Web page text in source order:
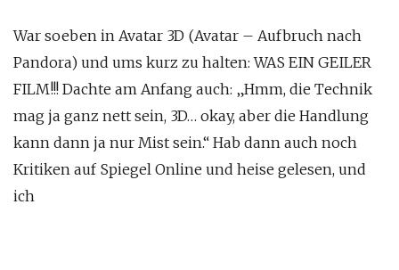
War soeben in Avatar 3D (Avatar – Aufbruch nach
Pandora) und ums kurz zu halten: WAS EIN GEILER
FILM!!! Dachte am Anfang auch: „Hmm, die Technik
mag ja ganz nett sein, 3D… okay, aber die Handlung
kann dann ja nur Mist sein.“ Hab dann auch noch
Kritiken auf Spiegel Online und heise gelesen, und
ich